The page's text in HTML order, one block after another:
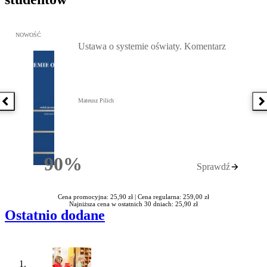
Poprzednia książka
Przejdź do: Ustawa o systemie oświaty. Komentarz, Mateusz
NOWOŚĆ
90%Rabatu
Ustawa o systemie oświaty. Komentarz
Mateusz Pilich
Sprawdź
Cena promocyjna: 25,90 zł | Cena regularna: 259,00 zł
Najniższa cena w ostatnich 30 dniach: 25,90 zł
Ostatnio dodane